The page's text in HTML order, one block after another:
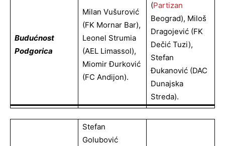
Budućnost
Podgorica
Milan Vušurović
(FK Mornar Bar),
Leonel Strumia
(AEL Limassol),
Miomir Đurković
(FC Andijon).
(Partizan
Beograd), Miloš
Dragojević (FK
Dečić Tuzi),
Stefan
Đukanović (DAC
Dunajska
Streda).
Stefan
Golubović